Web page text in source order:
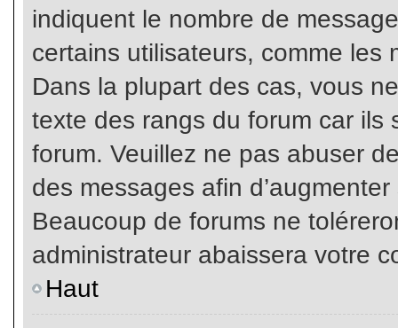
indiquent le nombre de
certains utilisateurs, comme les
Dans la plupart des cas, vous
texte des rangs du forum car ils
forum. Veuillez ne pas abuser
des messages afin
Beaucoup de forums ne
administrateur abaissera votre
Haut